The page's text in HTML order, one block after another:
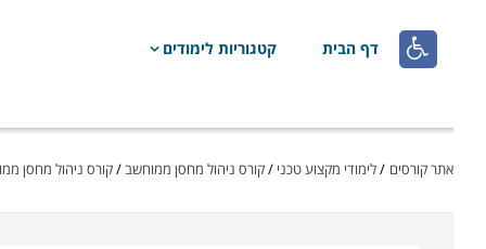
 דף הבית קטגוריות לימודים
אתר קורסים /לימודי מקצוע טכני /קורס ניהול מחסן ממוחשב/קורס ניהול מחסן